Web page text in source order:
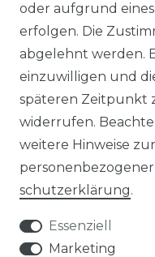
UNTERNEHMEN
ÜBER UNS
KONTAKT
oder aufgrund
erfolgen. Die
abgelehnt werden.
einzuwilligen und
späteren Zeitpunkt
widerrufen.
weitere Hinweise
schutz­erklärung.
Essenziell
Marketing